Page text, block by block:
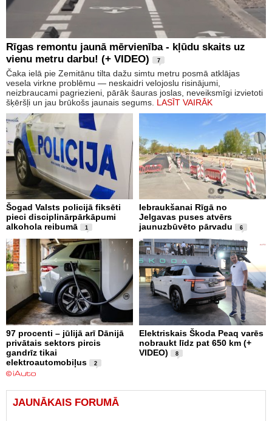
Rīgas remontu jaunā mērvienība - kļūdu skaits uz
vienu metru darbu! (+ VIDEO)
7
Čaka ielā pie Zemitānu tilta dažu simtu metru posmā atklājas
vesela virkne problēmu — neskaidri velojoslu risinājumi,
neizbraucami pagriezieni, pārāk šauras joslas, neveiksmīgi izvietoti
šķēršļi un jau brūkošs jaunais segums. LASĪT VAIRĀK
Šogad Valsts policijā fiksēti
pieci disciplinārpārkāpumi
alkohola reibumā
1
Iebraukšanai Rīgā no
Jelgavas puses atvērs
jaunuzbūvēto pārvadu
6
97 procenti – jūlijā arī Dānijā
privātais sektors pircis
gandrīz tikai
elektroautomobiļus
2
Elektriskais Škoda Peaq varēs
nobraukt līdz pat 650 km (+
VIDEO)
8
JAUNĀKAIS FORUMĀ